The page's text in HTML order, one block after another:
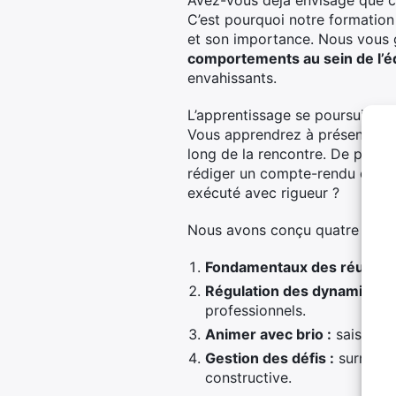
C’est pourquoi notre
et son importance. Nous vous
comportements au sein de
envahissants.
L’apprentissage se poursuit
Vous apprendrez à présenter
long de la rencontre. De plus,
rédiger un compte-rendu qui
exécuté avec rigueur ?
Nous avons conçu quatre
Fondamentaux des
Régulation des dynamiques
professionnels.
Animer avec brio : saisir
Gestion des défis :
constructive.